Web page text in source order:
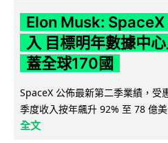
Elon Musk: SpaceX
入 目標明年數據中
蓋全球170國
SpaceX 公佈最新第二季業績，受
季度收入按年飆升 92% 至 78 億
全文